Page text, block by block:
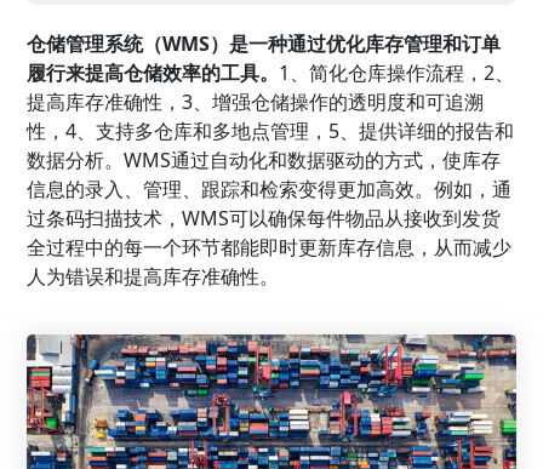
仓储管理系统（WMS）是一种通过优化库存管理和订单
履行来提高仓储效率的工具。 1、简化仓库操作流程，2、
提高库存准确性，3、增强仓储操作的透明度和可追溯
性，4、支持多仓库和多地点管理，5、提供详细的报告和
数据分析。WMS通过自动化和数据驱动的方式，使库存
信息的录入、管理、跟踪和检索变得更加高效。例如，通
过条码扫描技术，WMS可以确保每件物品从接收到发货
全过程中的每一个环节都能即时更新库存信息，从而减少
人为错误和提高库存准确性。